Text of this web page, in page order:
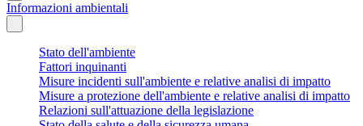
Informazioni ambientali
Stato dell'ambiente
Fattori inquinanti
Misure incidenti sull'ambiente e relative analisi di impatto
Misure a protezione dell'ambiente e relative analisi di impatto
Relazioni sull'attuazione della legislazione